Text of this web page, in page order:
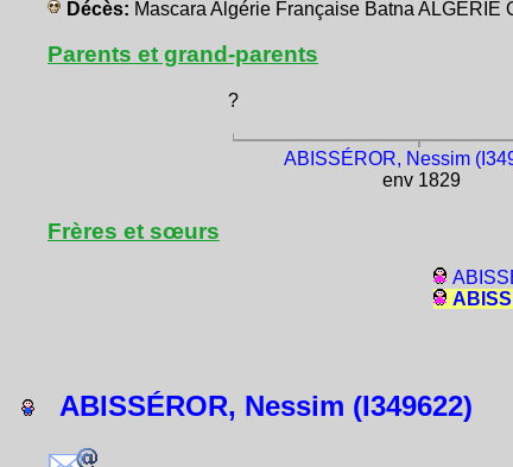
Décès: Mascara Algérie Française Batna ALGÉRIE
Parents et grand-parents
?
ABISSÉROR, Nessim
env 1829
Frères et sœurs
ABISSÉROR, Nessim (I349622)